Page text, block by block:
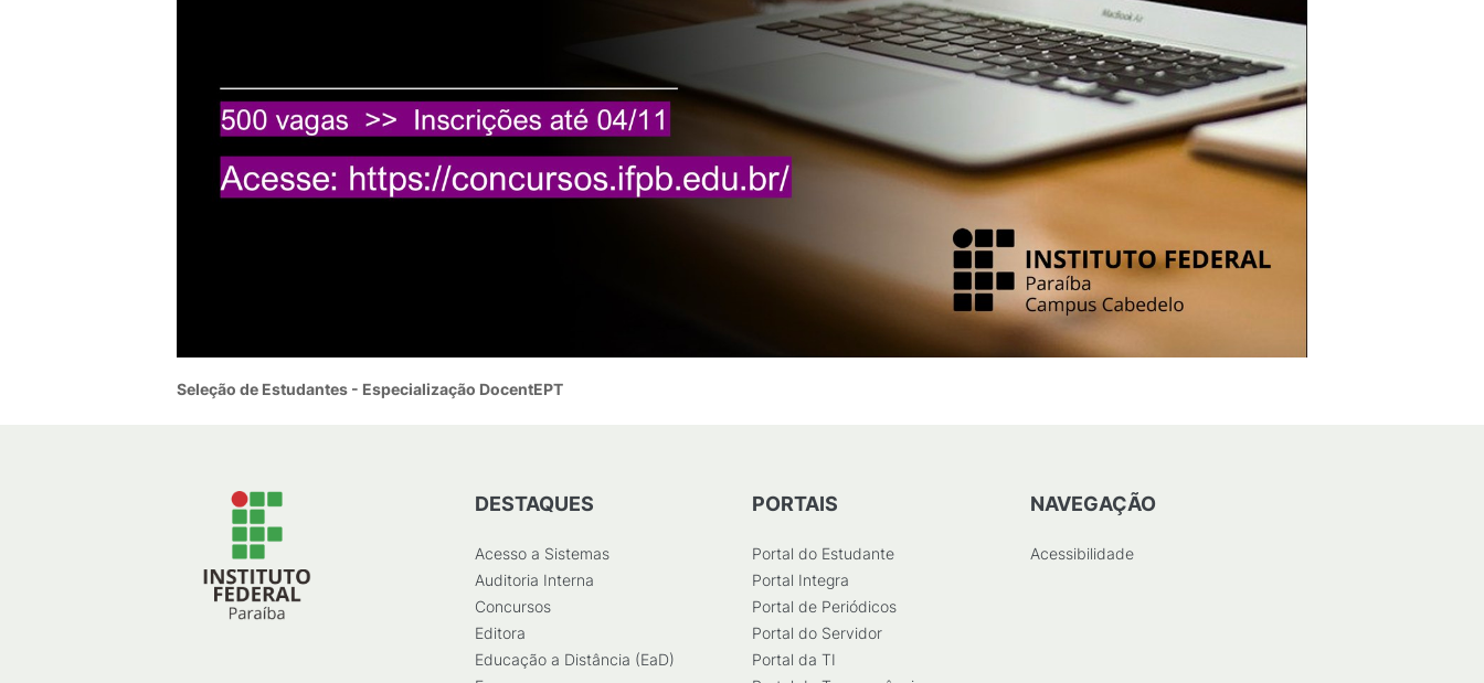
Seleção de Estudantes - Especialização DocentEPT
DESTAQUES
Acesso a Sistemas
Auditoria Interna
Concursos
Editora
Educação a Distância (EaD)
PORTAIS
Portal do Estudante
Portal Integra
Portal de Periódicos
Portal do Servidor
Portal da TI
NAVEGAÇÃO
Acessibilidade